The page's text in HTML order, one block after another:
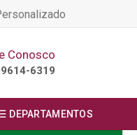
Conosco
6319
DEPARTAMENTOS